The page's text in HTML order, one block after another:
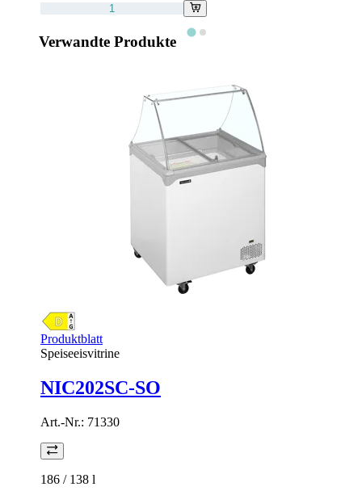
Verwandte Produkte
Produktblatt
Speiseeisvitrine
NIC202SC-SO
Art.-Nr.: 71330
186 / 138 l